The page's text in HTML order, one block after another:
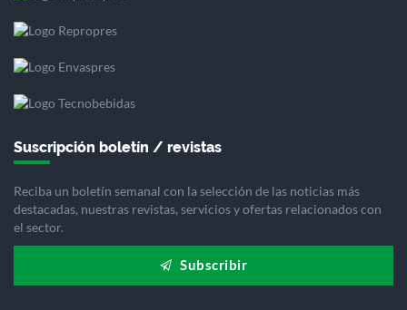
Suscripción boletín / revistas
Reciba un boletín semanal con la selección de las noticias más
destacadas, nuestras revistas, servicios y ofertas relacionados con
el sector.
Subscribir